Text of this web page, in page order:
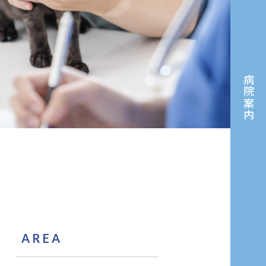
病院案内
AREA